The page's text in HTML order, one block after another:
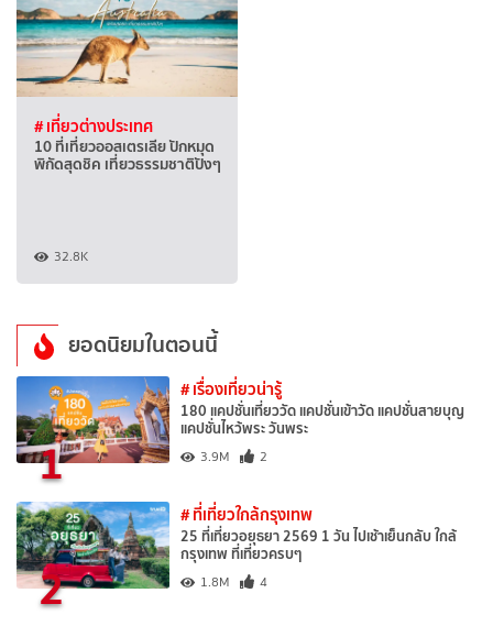
# เที่ยวต่างประเทศ
10 ที่เที่ยวออสเตรเลีย ปักหมุด
พิกัดสุดชิค เที่ยวธรรมชาติปังๆ
32.8K
ยอดนิยมในตอนนี้
1
# เรื่องเที่ยวน่ารู้
180 แคปชั่นเที่ยววัด แคปชั่นเข้าวัด แคปชั่นสายบุญ
แคปชั่นไหว้พระ วันพระ
3.9M 2
2
# ที่เที่ยวใกล้กรุงเทพ
25 ที่เที่ยวอยุธยา 2569 1 วัน ไปเช้าเย็นกลับ ใกล้
กรุงเทพ ที่เที่ยวครบๆ
1.8M 4